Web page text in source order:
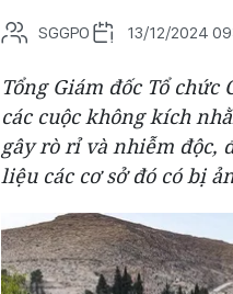
SGGPO 13/12/2024
Tổng Giám đốc Tổ chức
các cuộc không kích
gây rò rỉ và nhiễm độc,
liệu các cơ sở đó có bị